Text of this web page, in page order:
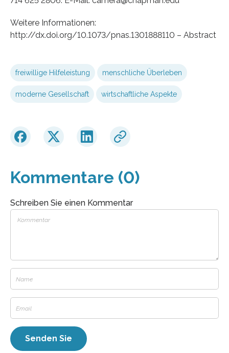
Weitere Informationen:
http://dx.doi.org/10.1073/pnas.1301888110 – Abstract
freiwillige Hilfeleistung menschliche Überleben
moderne Gesellschaft wirtschaftliche Aspekte
Kommentare (0)
Schreiben Sie einen Kommentar